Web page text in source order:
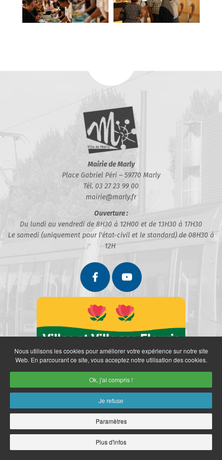
Mairie de Marly
Place Gabriel Péri – 59770 Marly
Tél. 03 27 23 99 00
mairie@marly.fr
Ouverture :
Du lundi au vendredi de 8H30 à 12H00 et de 13H30 à 17H30
Le samedi (uniquement pour l'état-civil et le standard) de 08H30 à
12H
Retrait des données personnelles
Plan du site
Accès restreint
Copyright © 2026 Ville de Marly. Réalisation
Nous utilisons les cookies pour améliorer votre expérience sur notre site
Web. En parcourant ce site, vous acceptez notre utilisation des cookies.
Ok, j'ai compris !
Je refuse
Paramètres
Plus d'infos